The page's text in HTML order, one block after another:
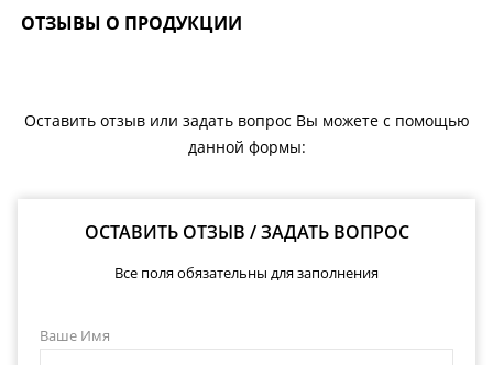
ОТЗЫВЫ О ПРОДУКЦИИ
Оставить отзыв или задать вопрос Вы можете с помощью
данной формы:
ОСТАВИТЬ ОТЗЫВ / ЗАДАТЬ ВОПРОС
Все поля обязательны для заполнения
Ваше Имя